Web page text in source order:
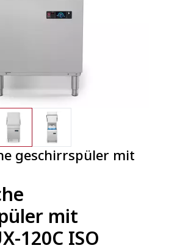
geschirrspüler mit
mit
120C ISO